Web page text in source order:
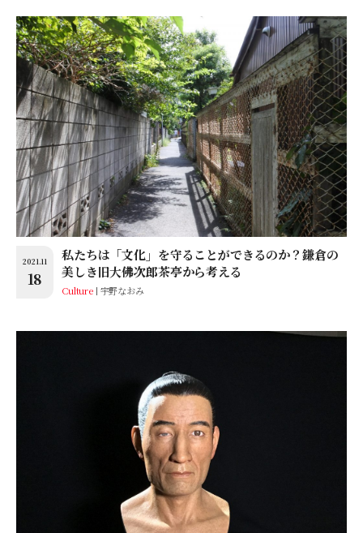
2021.11
18
私たちは「文化」を守ることができるのか？鎌倉の
美しき旧大佛次郎茶亭から考える
Culture 宇野なおみ